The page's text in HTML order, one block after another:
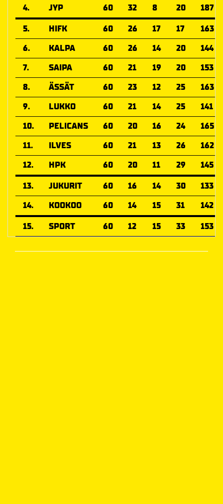
4.
JYP 60 32 8 20
187
5.
HIFK 60 26 17 17
163
6.
KALPA 60 26 14 20
144
7.
SAIPA 60 21 19 20
153
8.
ÄSSÄT 60 23 12 25
163
9.
LUKKO 60 21 14 25
141
10.
PELICANS 60 20 16 24
165
11.
ILVES 60 21 13 26
162
12.
HPK 60 20 11 29
145
13.
JUKURIT 60 16 14 30
133
14.
KOOKOO 60 14 15 31
142
15.
SPORT 60 12 15 33 153